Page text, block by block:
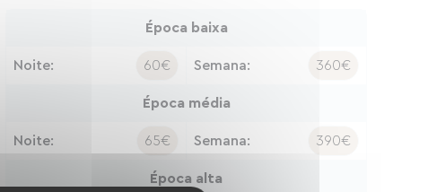
Época baixa
Noite: 60€ Semana: 360€
Época média
Noite: 65€ Semana: 390€
Época alta